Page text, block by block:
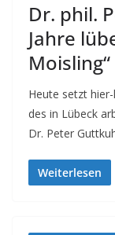
Dr. phil.
Jahre
Moisling“
Heute setzt
des in Lübeck
Dr. Peter
Weiterlesen